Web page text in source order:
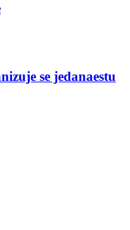
se jedanaestu